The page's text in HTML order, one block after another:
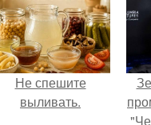
Не спешите
выливать.